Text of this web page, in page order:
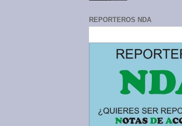
REPORTEROS NDA